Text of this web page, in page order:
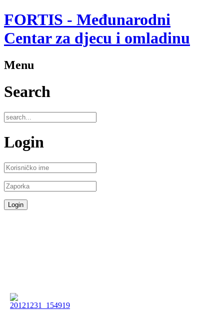
FORTIS - Međunarodni
Centar za djecu i omladinu
Menu
Search
Login